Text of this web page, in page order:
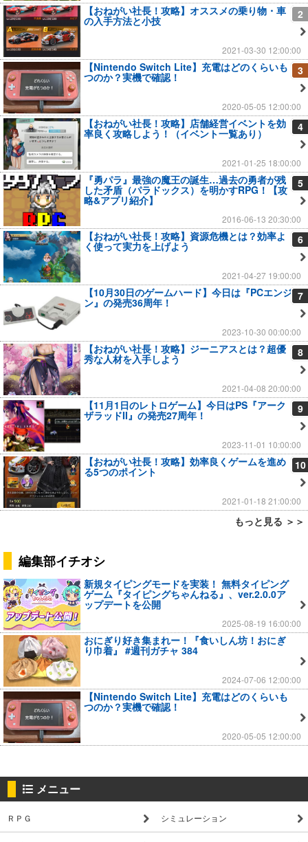
2
【おねがい社長！攻略】オススメの乗り物・車
の入手方法と小技
2021-03-30 12:00:00
3
【Nintendo Switch Lite】充電はどのくらいも
つのか？実機で確認！
2020-05-05 12:00:00
4
【おねがい社長！攻略】店舗経営イベントを効
率良く攻略しよう！（イベント一覧あり）
2021-01-25 18:00:00
5
『勇パラ』最強の魔王の誕生…過去の勇者が残
した矛盾（パラドックス）を明かすRPG！【攻
略&アプリ紹介】
2016-06-13 20:30:00
6
【おねがい社長！攻略】資源危機とは？効率よ
く使って実力を上げよう
2021-04-27 19:00:00
7
【10月30日のゲームハード】今日は『PCエンジ
ン』の発売36周年！
2023-10-30 00:00:00
8
【おねがい社長！攻略】ジーニアスとは？超優
秀な人材を入手しよう
2021-04-08 20:00:00
9
【11月1日のレトロゲーム】今日はPS『アーク
ザラッドII』の発売27周年！
2023-11-01 10:00:00
10
【おねがい社長！攻略】効率良くゲームを進め
る5つのポイント
2021-01-18 21:00:00
もっと見る ＞＞
編集部イチオシ
新規タイピングモードを実装！ 無料タイピング
ゲーム『タイピングちゃんねる』、ver.2.0.0ア
ップデートを公開
2025-08-19 16:00:00
おにぎり好き集まれー！『食いしん坊！おにぎ
り巾着』 #週刊ガチャ 384
2024-07-06 12:00:00
【Nintendo Switch Lite】充電はどのくらいも
つのか？実機で確認！
2020-05-05 12:00:00
メニュー
ＲＰＧ シミュレーション